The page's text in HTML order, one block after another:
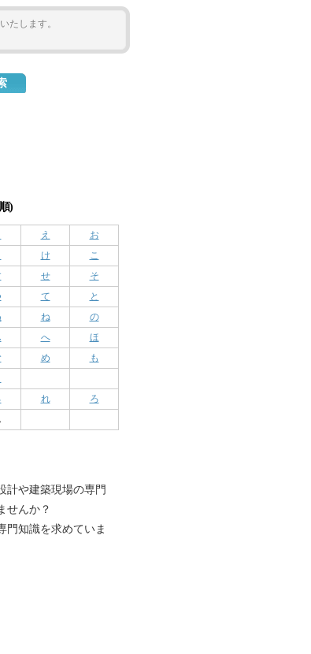
たします。
)
え
お
け
こ
せ
そ
て
と
ね
の
へ
ほ
め
も
れ
ろ
計や建築現場の専門
せんか？
門知識を求めていま